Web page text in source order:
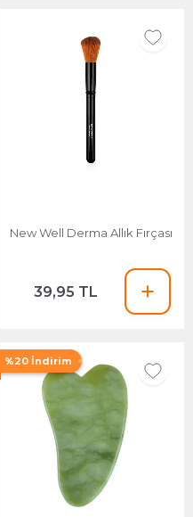
New Well Derma Allık Fırçası
39,95 TL
%20 İndirim